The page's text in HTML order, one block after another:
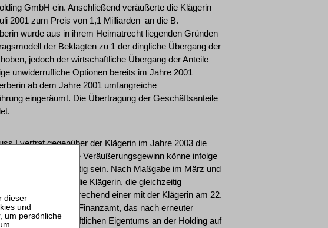
GmbH ein. Anschließend veräußerte die Klägerin
2001 zum Preis von 1,1 Milliarden  an die B.
wurde aus in ihrem Heimatrecht liegenden Gründen
der Beklagten zu 1 der dingliche Übergang der
jedoch der wirtschaftliche Übergang der Anteile
unwiderrufliche Optionen bereits im Jahre 2001
ab dem Jahre 2001 umfangreiche
eingeräumt. Die Übertragung der Geschäftsanteile
I vertrat gegenüber der Klägerin im Jahre 2003 die
der -Gruppe erzielte Veräußerungsgewinn könne infolge
KStG steuerpflichtig sein. Nach Maßgabe im März und
entrichtete die Klägerin, die gleichzeitig
255 Mio. . Entsprechend einer mit der Klägerin am 22.
das zuständige Finanzamt, das nach erneuter
des wirtschaftlichen Eigentums an der Holding auf